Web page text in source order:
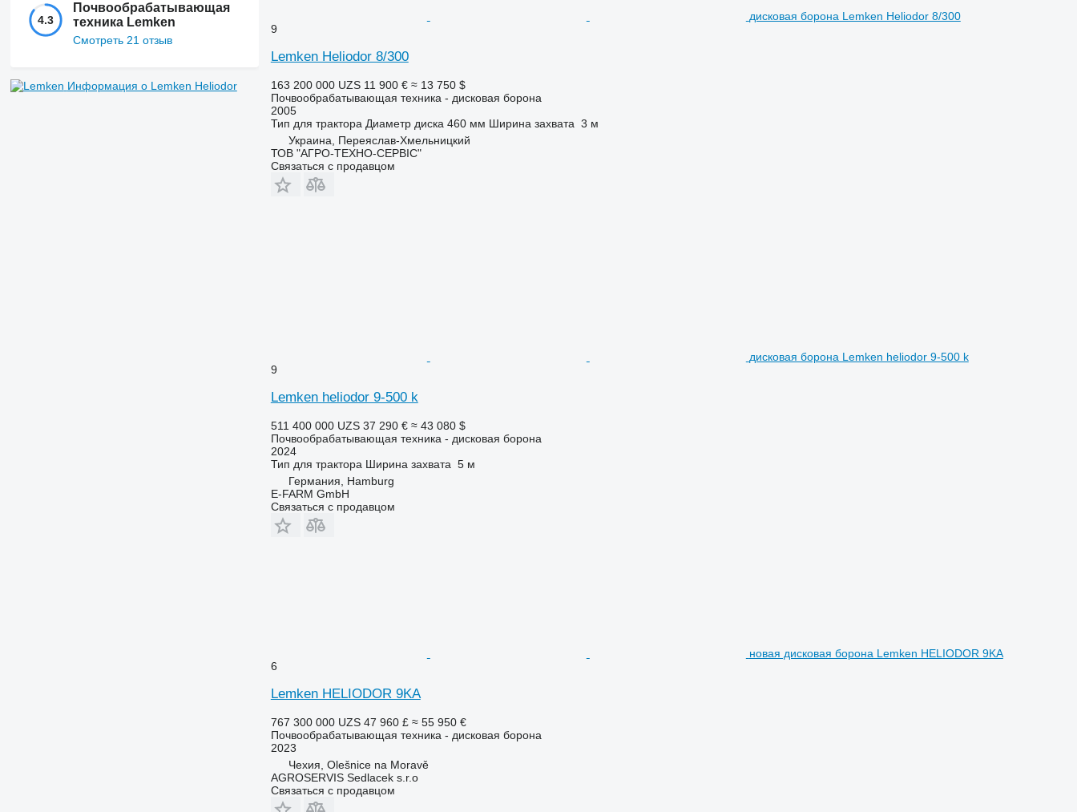
4.3
Почвообрабатывающая
техника Lemken
Смотреть 21 отзыв
Информация о Lemken Heliodor
дисковая борона Lemken Heliodor 8/300
9
Lemken Heliodor 8/300
163 200 000 UZS 11 900 € ≈ 13 750 $
Почвообрабатывающая техника - дисковая борона
2005
Тип для трактора Диаметр диска 460 мм Ширина захвата 3 м
Украина, Переяслав-Хмельницкий
ТОВ "АГРО-ТЕХНО-СЕРВІС"
Связаться с продавцом
дисковая борона Lemken heliodor 9-500 k
9
Lemken heliodor 9-500 k
511 400 000 UZS 37 290 € ≈ 43 080 $
Почвообрабатывающая техника - дисковая борона
2024
Тип для трактора Ширина захвата 5 м
Германия, Hamburg
E-FARM GmbH
Связаться с продавцом
новая дисковая борона Lemken HELIODOR 9KA
6
Lemken HELIODOR 9KA
767 300 000 UZS 47 960 £ ≈ 55 950 €
Почвообрабатывающая техника - дисковая борона
2023
Чехия, Olešnice na Moravě
AGROSERVIS Sedlacek s.r.o
Связаться с продавцом